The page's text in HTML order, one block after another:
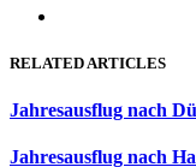
RELATED ARTICLES
Jahresausflug nach
Jahresausflug nach